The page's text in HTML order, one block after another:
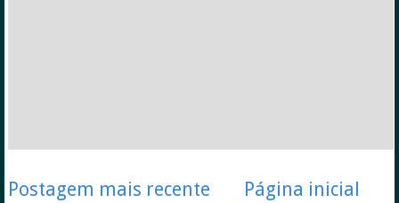
Postagem mais recente
Página inicial